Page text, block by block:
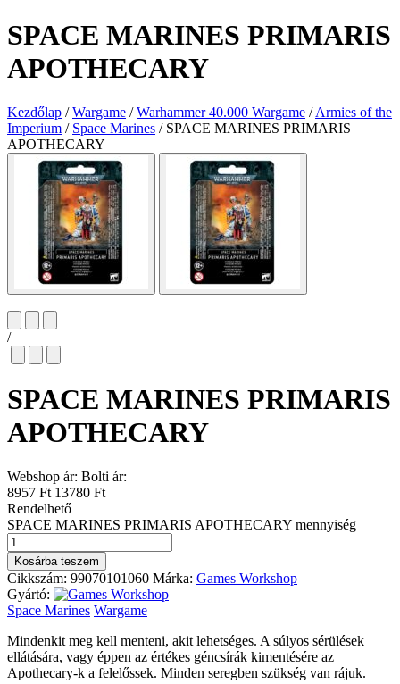
SPACE MARINES PRIMARIS
APOTHECARY
Kezdőlap / Wargame / Warhammer 40.000 Wargame / Armies of the
Imperium / Space Marines /SPACE MARINES PRIMARIS
APOTHECARY
/
SPACE MARINES PRIMARIS
APOTHECARY
Webshop ár: Bolti ár:
8957 Ft 13780 Ft
Rendelhető
SPACE MARINES PRIMARIS APOTHECARY mennyiség
Kosárba teszem
Cikkszám: 99070101060 Márka: Games Workshop
Gyártó:
Space Marines Wargame
Mindenkit meg kell menteni, akit lehetséges. A súlyos sérülések
ellátására, vagy éppen az értékes géncsírák kimentésére az
Apothecary-k a felelőssek. Minden seregben szükség van rájuk.